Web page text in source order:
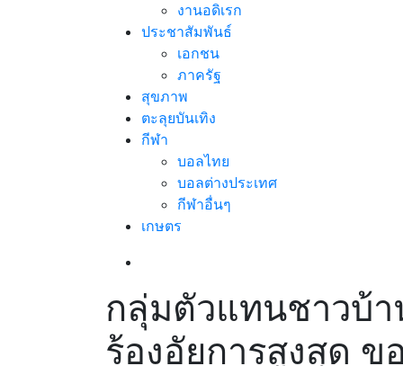
งานอดิเรก
ประชาสัมพันธ์
เอกชน
ภาครัฐ
สุขภาพ
ตะลุยบันเทิง
กีฬา
บอลไทย
บอลต่างประเทศ
กีฬาอื่นๆ
เกษตร
กลุ่มตัวแทนชาวบ้า
ร้องอัยการสูงสุด ข